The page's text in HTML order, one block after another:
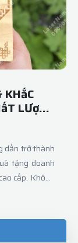
LƯợNG
dần trở thành
tặng doanh
cấp. Không
laser trên
quy mô lớn,